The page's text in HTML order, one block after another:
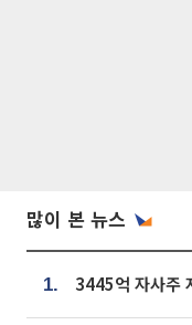
많이 본 뉴스
1.